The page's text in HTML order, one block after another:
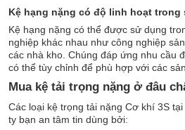
Kệ hạng nặng có độ linh hoạt trong
Kệ hạng nặng có thể được sử dụng
nghiệp khác nhau như công nghiệp
các nhà kho. Chúng đáp ứng nhu cầu
có thể tùy chỉnh để phù hợp với các
Mua kệ tải trọng nặng ở đâu
Các loại kệ trọng tải nặng Cơ khí 3S
ty bạn an tâm tin dùng bởi: